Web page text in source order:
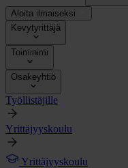
Aloita ilmaiseksi
Kevytyrittäjä
Toiminimi
Osakeyhtiö
Työllistäjille
Yrittäjyyskoulu
Yrittäjyyskoulu